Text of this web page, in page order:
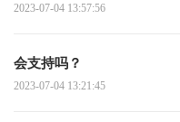
2023-07-04 13:57:56
会支持吗？
2023-07-04 13:21:45